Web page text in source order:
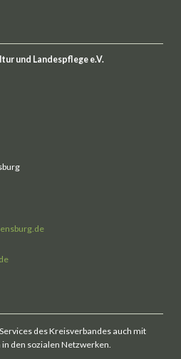
und Landespflege e.V.
des Kreisverbandes auch mit
den sozialen Netzwerken.